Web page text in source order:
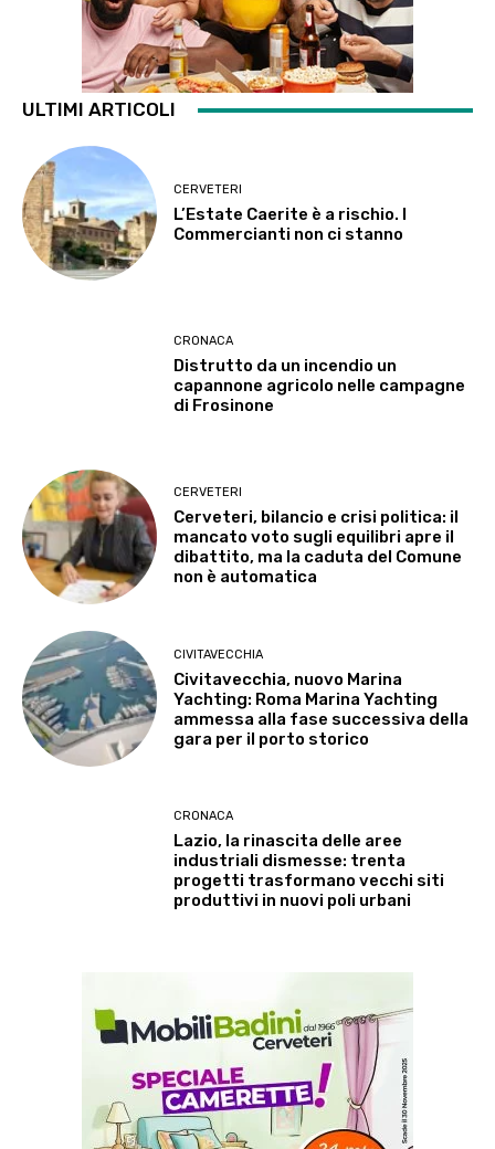
ULTIMI ARTICOLI
CERVETERI
L’Estate Caerite è a rischio. I
Commercianti non ci stanno
CRONACA
Distrutto da un incendio un
capannone agricolo nelle campagne
di Frosinone
CERVETERI
Cerveteri, bilancio e crisi politica: il
mancato voto sugli equilibri apre il
dibattito, ma la caduta del Comune
non è automatica
CIVITAVECCHIA
Civitavecchia, nuovo Marina
Yachting: Roma Marina Yachting
ammessa alla fase successiva della
gara per il porto storico
CRONACA
Lazio, la rinascita delle aree
industriali dismesse: trenta
progetti trasformano vecchi siti
produttivi in nuovi poli urbani